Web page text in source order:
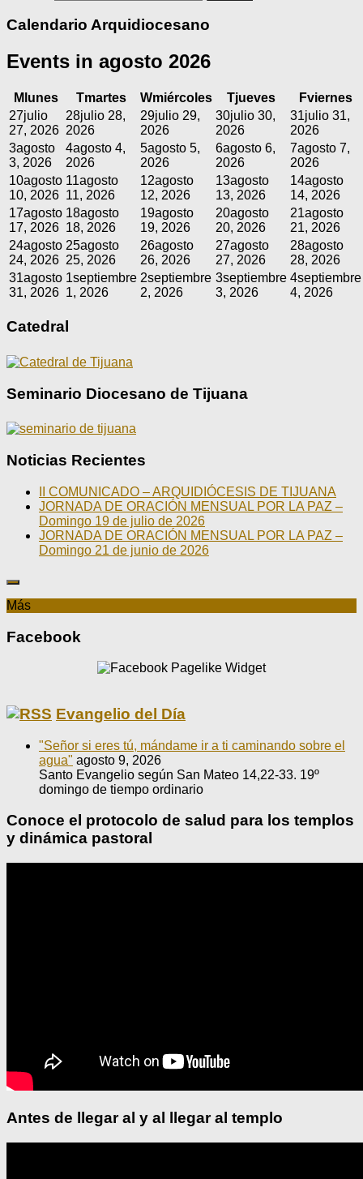
Calendario Arquidiocesano
Events in agosto 2026
M lunes Tmartes Wmiércoles Tjueves Fviernes
27julio
27, 2026
28julio 28,
2026
29julio 29,
2026
30julio 30,
2026
31julio 31,
2026
3agosto
3, 2026
4agosto 4,
2026
5agosto 5,
2026
6agosto 6,
2026
7agosto 7,
2026
10agosto
10, 2026
11agosto
11, 2026
12agosto
12, 2026
13agosto
13, 2026
14agosto
14, 2026
17agosto
17, 2026
18agosto
18, 2026
19agosto
19, 2026
20agosto
20, 2026
21agosto
21, 2026
24agosto
24, 2026
25agosto
25, 2026
26agosto
26, 2026
27agosto
27, 2026
28agosto
28, 2026
31agosto
31, 2026
1septiembre
1, 2026
2septiembre
2, 2026
3septiembre
3, 2026
4septiembre
4, 2026
Catedral
Seminario Diocesano de Tijuana
Noticias Recientes
II COMUNICADO – ARQUIDIÓCESIS DE TIJUANA
JORNADA DE ORACIÓN MENSUAL POR LA PAZ –
Domingo 19 de julio de 2026
JORNADA DE ORACIÓN MENSUAL POR LA PAZ –
Domingo 21 de junio de 2026
Más
Facebook
Evangelio del Día
"Señor si eres tú, mándame ir a ti caminando sobre el
agua" agosto 9, 2026
Santo Evangelio según San Mateo 14,22-33. 19º
domingo de tiempo ordinario
Conoce el protocolo de salud para los templos
y dinámica pastoral
Antes de llegar al y al llegar al templo